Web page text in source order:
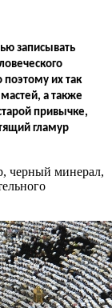
записывать
поэтому их так
а также
привычке,
гламур
черный минерал,